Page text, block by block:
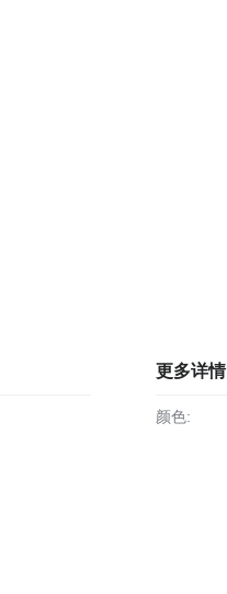
更多详情
颜色: